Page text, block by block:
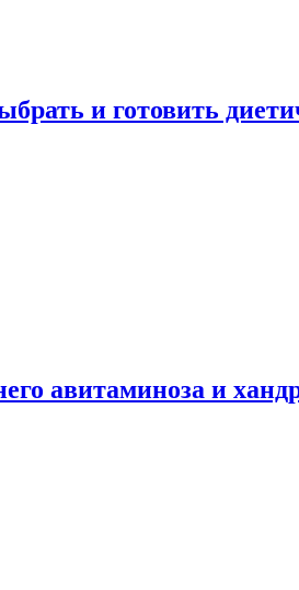
и готовить
авитаминоза и